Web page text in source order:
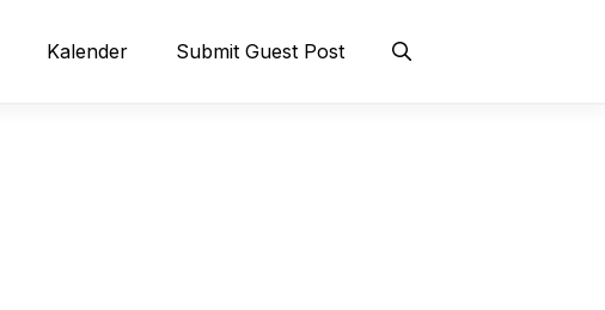
Kalender Submit Guest Post